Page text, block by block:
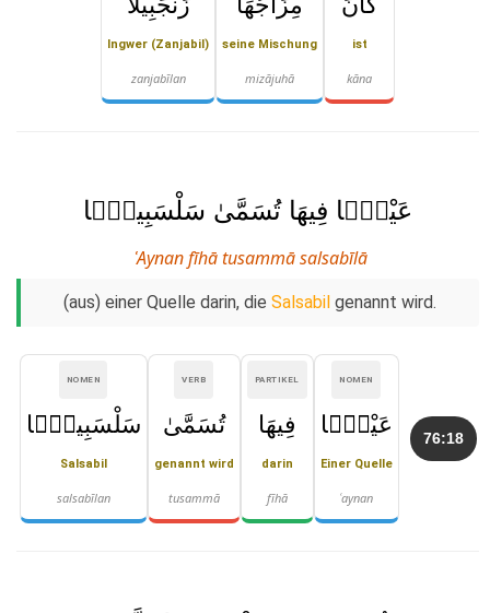
ist
kāna
seine Mischung
mizājuhā
Ingwer (Zanjabil)
zanjabīlan
عَيْنًۭا فِيهَا تُسَمَّىٰ سَلْسَبِيلًۭا
ʿAynan fīhā tusammā salsabīlā
(aus) einer Quelle darin, die Salsabil genannt wird.
76:18
NOMEN
عَيْنًۭا
Einer Quelle
ʿaynan
PARTIKEL
فِيهَا
darin
fīhā
VERB
تُسَمَّىٰ
genannt wird
tusammā
NOMEN
سَلْسَبِيلًۭا
Salsabil
salsabīlan